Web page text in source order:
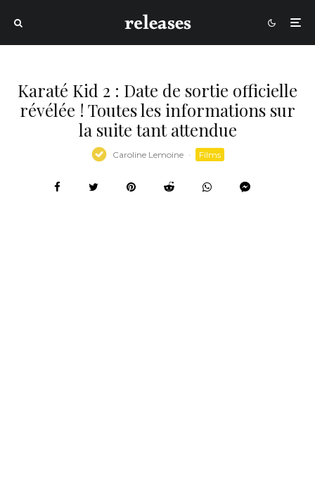
Karaté Kid 2 : Date de sortie officielle
révélée ! Toutes les informations sur
la suite tant attendue
Caroline Lemoine · Films